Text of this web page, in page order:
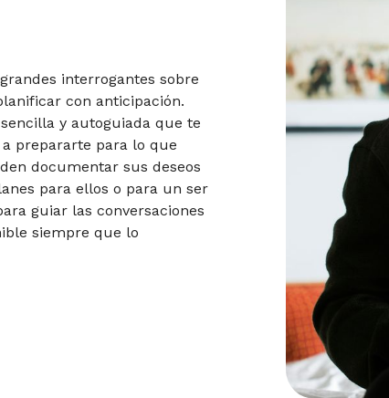
interrogantes sobre
con anticipación.
y autoguiada que te
prepararte para lo que
documentar sus deseos
para ellos o para un ser
guiar las conversaciones
siempre que lo